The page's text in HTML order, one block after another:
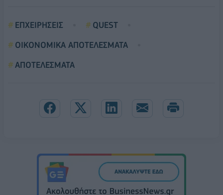
ΕΠΧΕΙΡΗΣΕΙΣ
QUEST
ΟΙΚΟΝΟΜΙΚΑ ΑΠΟΤΕΛΕΣΜΑΤΑ
ΑΠΟΤΕΛΕΣΜΑΤΑ